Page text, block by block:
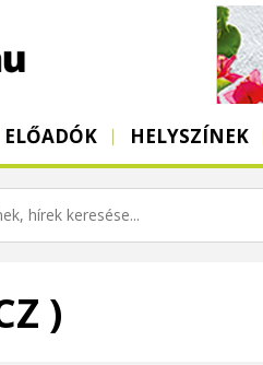
ELŐADÓK HELYSZÍNEK
)